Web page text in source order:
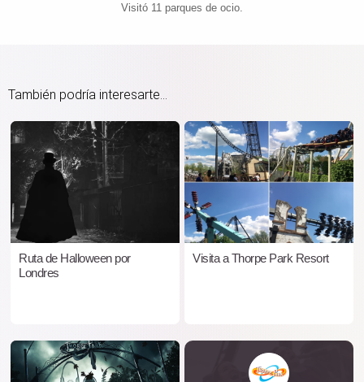
Visitó 11 parques de ocio.
También podría interesarte...
Ruta de Halloween por
Londres
Visita a Thorpe Park Resort